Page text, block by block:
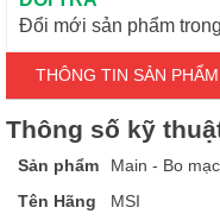
Đổi mới sản phẩm
THÔNG TIN SẢN PHẨM
Thông số kỹ
Sản phẩm
Main - Bo
Tên Hãng
MSI